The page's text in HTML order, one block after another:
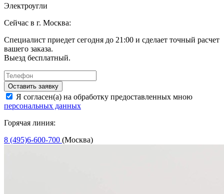
Электроугли
Сейчас в г. Москва:
Специалист приедет сегодня до 21:00 и сделает точный расчет
вашего заказа.
Выезд бесплатный.
Оставить заявку
Я согласен(а) на обработку предоставленных мною
персональных данных
Горячая линия:
8 (495)6-600-700 (Москва)